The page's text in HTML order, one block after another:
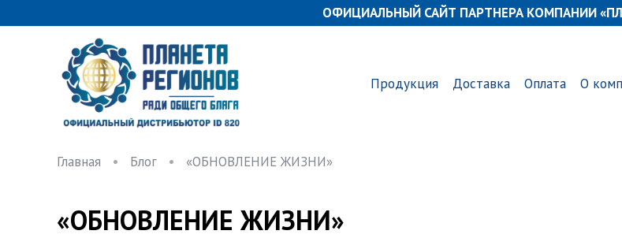
ОФИЦИАЛЬНЫЙ САЙТ ПАРТНЕРА КОМПАНИИ
Продукция Доставка Оплата О
Главная Блог «ОБНОВЛЕНИЕ ЖИЗНИ»
«ОБНОВЛЕНИЕ ЖИЗНИ»